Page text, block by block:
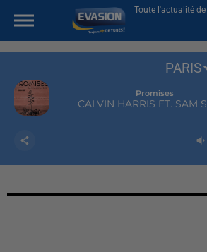
Toute l'actualité
Promises
CALVIN HARRIS FT. SAM
PARIS